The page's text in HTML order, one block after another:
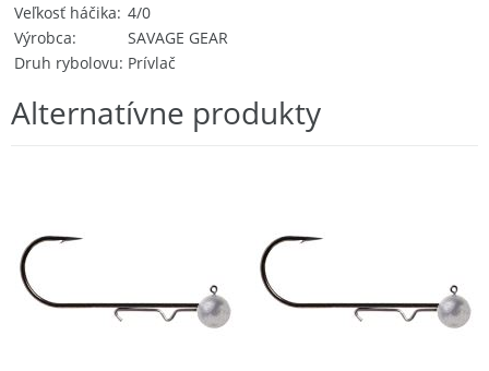
Veľkosť háčika 4/0
Výrobca
SAVAGE GEAR
Druh rybolovu Prívlač
Alternatívne produkty